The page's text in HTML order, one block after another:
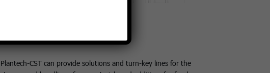
Plantech-CST can provide solutions and turn-key lines for the